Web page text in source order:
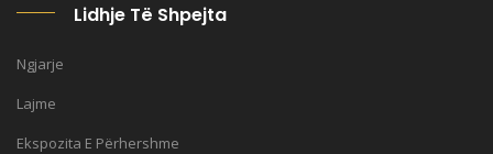
Lidhje Të Shpejta
Ngjarje
Lajme
Ekspozita E Përhershme